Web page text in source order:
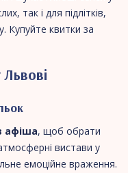
так і для підлітків,
Купуйте квитки за
афіша, щоб обрати
вистави у
емоційне враження.